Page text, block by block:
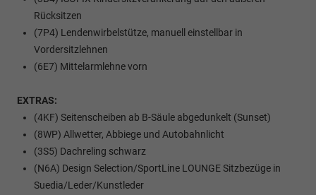
Rücksitzen
(7P4) Lendenwirbelstütze, manuell einstellbar in
Vordersitzlehnen
(6E7) Mittelarmlehne vorn
EXTRAS:
(4KF) Seitenscheiben ab B-Säule abgedunkelt (Sunset)
(8WP) Allwetter, Abbiege und Autobahnlicht
(3S5) Dachreling schwarz
(N6A) Design Selection/SportLine LOUNGE Sitzbezüge in
Suedia/Leder/Kunstleder